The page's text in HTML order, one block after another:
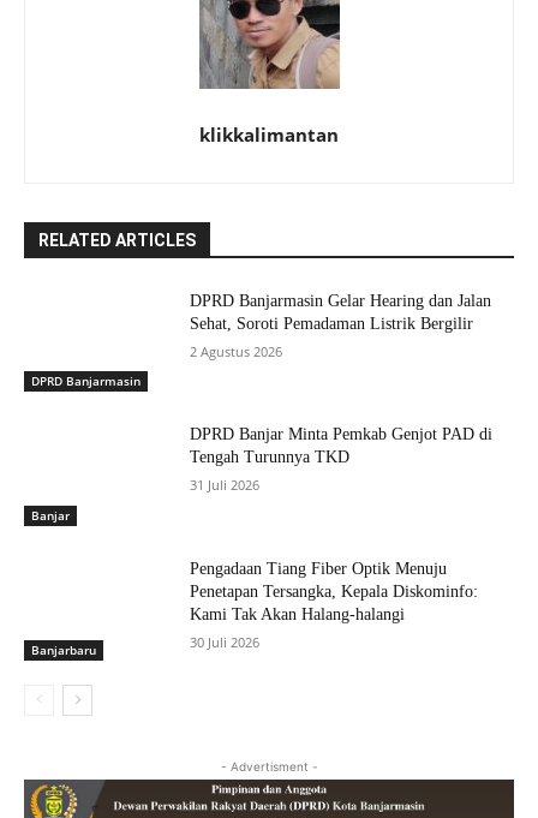
klikkalimantan
RELATED ARTICLES
DPRD Banjarmasin
DPRD Banjarmasin Gelar Hearing dan Jalan
Sehat, Soroti Pemadaman Listrik Bergilir
2 Agustus 2026
Banjar
DPRD Banjar Minta Pemkab Genjot PAD di
Tengah Turunnya TKD
31 Juli 2026
Banjarbaru
Pengadaan Tiang Fiber Optik Menuju
Penetapan Tersangka, Kepala Diskominfo:
Kami Tak Akan Halang-halangi
30 Juli 2026
- Advertisment -